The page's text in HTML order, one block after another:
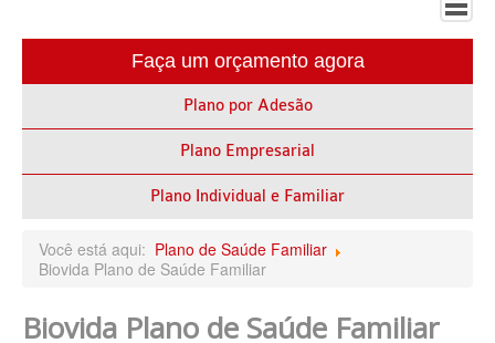
PLANO DE SAÚDE EMPRESARIAL
ALLIANZ PLANO DE SAÚDE EMPRESARIAL
AMEPLAN PLANO DE SAÚDE EMPRESARIAL
BIO SAÚDE PLANO DE SAÚDE EMPRESARIAL
BIOVIDA PLANO DE SAÚDE EMPRESARIAL
Faça um orçamento agora
Plano por Adesão
Plano Empresarial
Plano Individual e Familiar
Você está aqui: Plano de Saúde Familiar
Biovida Plano de Saúde Familiar
Biovida Plano de Saúde Familiar